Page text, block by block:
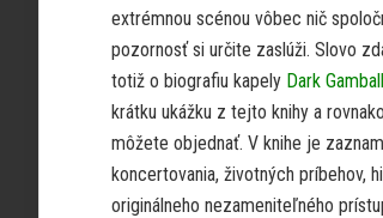
extrémnou scénou vôbec nič
pozornosť si určite zaslúži. Slovo
totiž o biografiu kapely Dark
krátku ukážku z tejto knihy a
môžete objednať. V knihe je
koncertovania, životných príbehov,
originálneho nezameniteľného